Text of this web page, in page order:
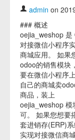
admin on
### 概述
oejia_weshop 是
对接微信小程序
商城应用。 如果
odoo的销售模块
要在微信小程序
自己的商城卖
商品，装上
oejia_weshop 模
可。 如果您想要
套进销存(ERP)
实现对接微信商